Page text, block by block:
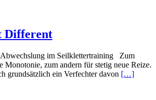
Different
Abwechslung im Seilklettertraining Zum
Monotonie, zum andern für stetig neue Reize.
grundsätzlich ein Verfechter davon […]